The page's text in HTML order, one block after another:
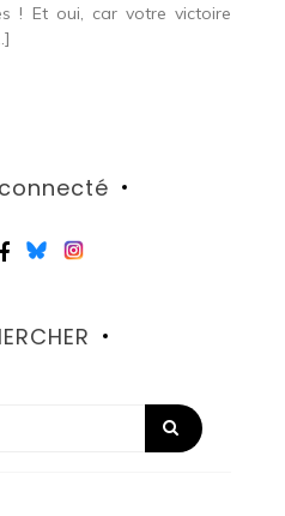
! Et oui, car votre victoire